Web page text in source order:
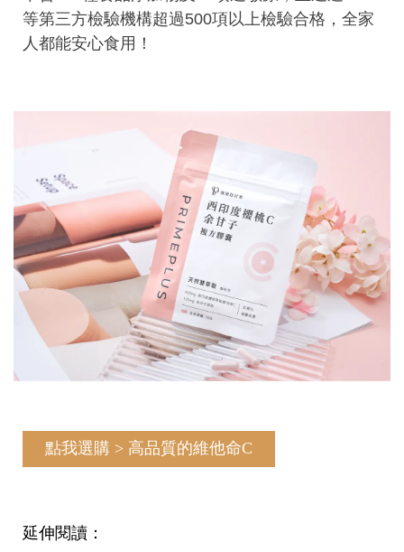
等第三方檢驗機構超過500項以上檢驗合格，全家
人都能安心食用！
點我選購 > 高品質的維他命C
延伸閱讀：